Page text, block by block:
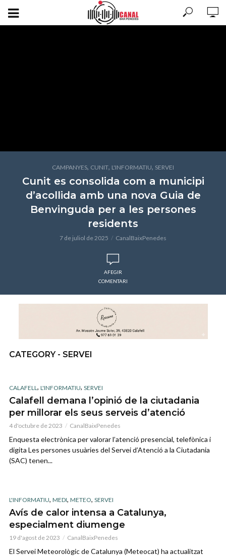
CAMPANYES, CUNIT, L'INFORMATIU, SERVEI
Cunit es consolida com a municipi
d’acollida amb una nova Guia de
Benvinguda per a les persones
residents
7 de juliol de 2025 CanalBaixPenedes
AFEGIR
COMENTARI
CATEGORY - SERVEI
CALAFELL , L'INFORMATIU, SERVEI
Calafell demana l’opinió de la ciutadania
per millorar els seus serveis d’atenció
4 d'octubre de 2023 CanalBaixPenedes
Enquesta electrònica per valorar l’atenció presencial, telefònica i
digita Les persones usuàries del Servei d’Atenció a la Ciutadania
(SAC) tenen...
L'INFORMATIU, MEDI, METEO, SERVEI
Avís de calor intensa a Catalunya,
especialment diumenge
19 d'agost de 2023 CanalBaixPenedes
El Servei Meteorològic de Catalunya (Meteocat) ha actualitzat